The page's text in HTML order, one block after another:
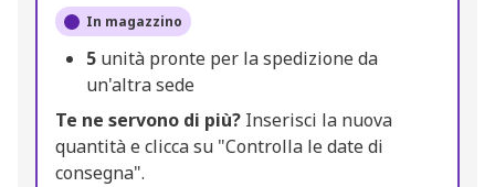
In magazzino
5 unità pronte per la spedizione da
un'altra sede
Te ne servono di più? Inserisci la nuova
quantità e clicca su "Controlla le date di
consegna".